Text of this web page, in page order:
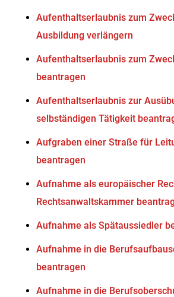
Aufenthaltserlaubnis zum
Ausbildung verlängern
Aufenthaltserlaubnis zum
beantragen
Aufenthaltserlaubnis zur
selbständigen Tätigkeit
Aufgraben einer Straße für
beantragen
Aufnahme als europäischer
Rechtsanwaltskammer
Aufnahme als Spätaussiedler
Aufnahme in die
beantragen
Aufnahme in die